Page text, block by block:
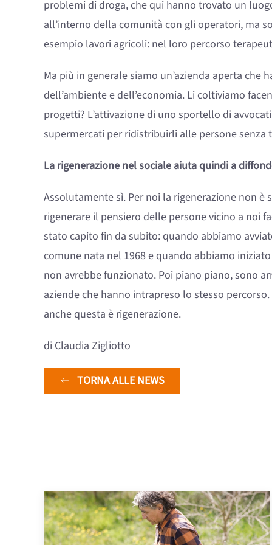
problemi di droga, che qui hanno trovato un
all’interno della comunità con gli operatori, ma
esempio lavori agricoli: nel loro percorso
Ma più in generale siamo un’azienda aperta
dell’ambiente e dell’economia. Li coltiviamo
progetti? L’attivazione di uno sportello di
supermercati per ridistribuirli alle persone senza
La rigenerazione nel sociale aiuta quindi a
Assolutamente sì. Per noi la rigenerazione non
rigenerare il pensiero delle persone vicino a noi
stato capito fin da subito: quando abbiamo
comune nata nel 1968 e quando abbiamo
non avrebbe funzionato. Poi piano piano, sono
aziende che hanno intrapreso lo stesso
anche questa è rigenerazione.
di Claudia Zigliotto
TORNA ALLE NEWS